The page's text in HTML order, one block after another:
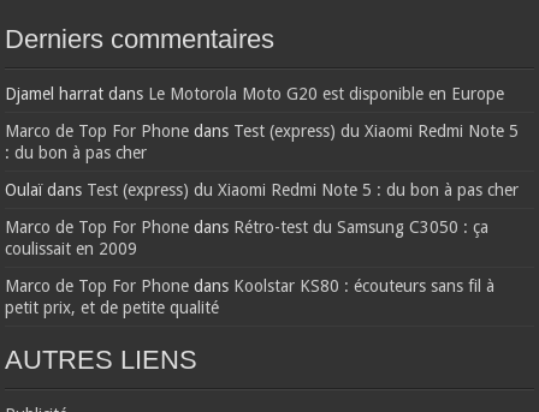
Derniers commentaires
Djamel harrat dans Le Motorola Moto G20 est disponible en Europe
Marco de Top For Phone dans Test (express) du Xiaomi Redmi Note 5
: du bon à pas cher
Oulaïdans Test (express) du Xiaomi Redmi Note 5 : du bon à pas cher
Marco de Top For Phone dans Rétro-test du Samsung C3050 : ça
coulissait en 2009
Marco de Top For Phone dans Koolstar KS80 : écouteurs sans fil à
petit prix, et de petite qualité
AUTRES LIENS